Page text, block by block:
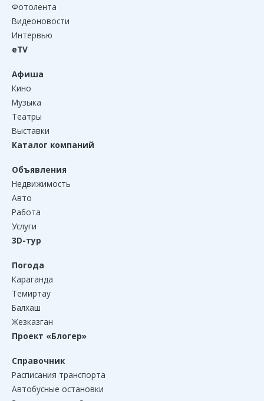
Фотолента
Видеоновости
Интервью
eTV
Афиша
Кино
Музыка
Театры
Выставки
Каталог компаний
Объявления
Недвижимость
Авто
Работа
Услуги
3D-тур
Погода
Караганда
Темиртау
Балхаш
Жезказган
Проект «Блогер»
Справочник
Расписания транспорта
Автобусные остановки